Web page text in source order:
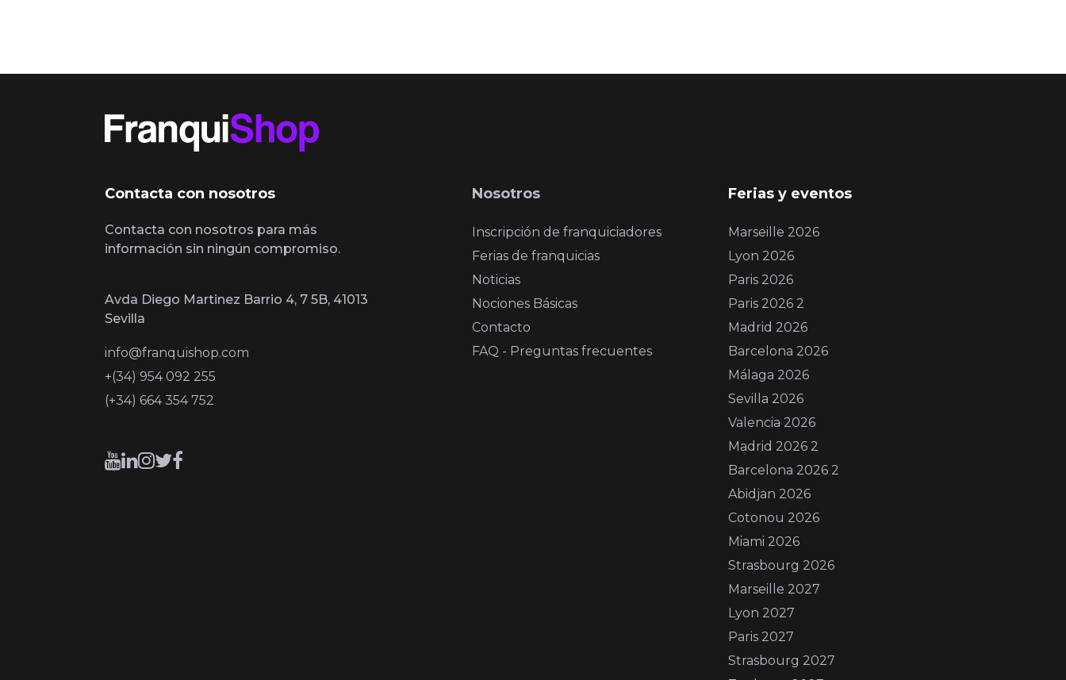
Contacta con nosotros
Contacta con nosotros para más
información sin ningún compromiso.
Avda Diego Martinez Barrio 4, 7 5B, 41013
Sevilla
info@franquishop.com
+(34) 954 092 255
(+34) 664 354 752
Nosotros
Inscripción de franquiciadores
Ferias de franquicias
Noticias
Nociones Básicas
Contacto
FAQ - Preguntas frecuentes
Ferias y eventos
Marseille 2026
Lyon 2026
Paris 2026
Paris 2026 2
Madrid 2026
Barcelona 2026
Málaga 2026
Sevilla 2026
Valencia 2026
Madrid 2026 2
Barcelona 2026 2
Abidjan 2026
Cotonou 2026
Miami 2026
Strasbourg 2026
Marseille 2027
Lyon 2027
Paris 2027
Strasbourg 2027